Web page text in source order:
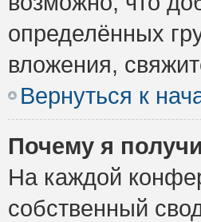
определённых
вложения,
Вернуться к
Почему я
На каждой
собственный